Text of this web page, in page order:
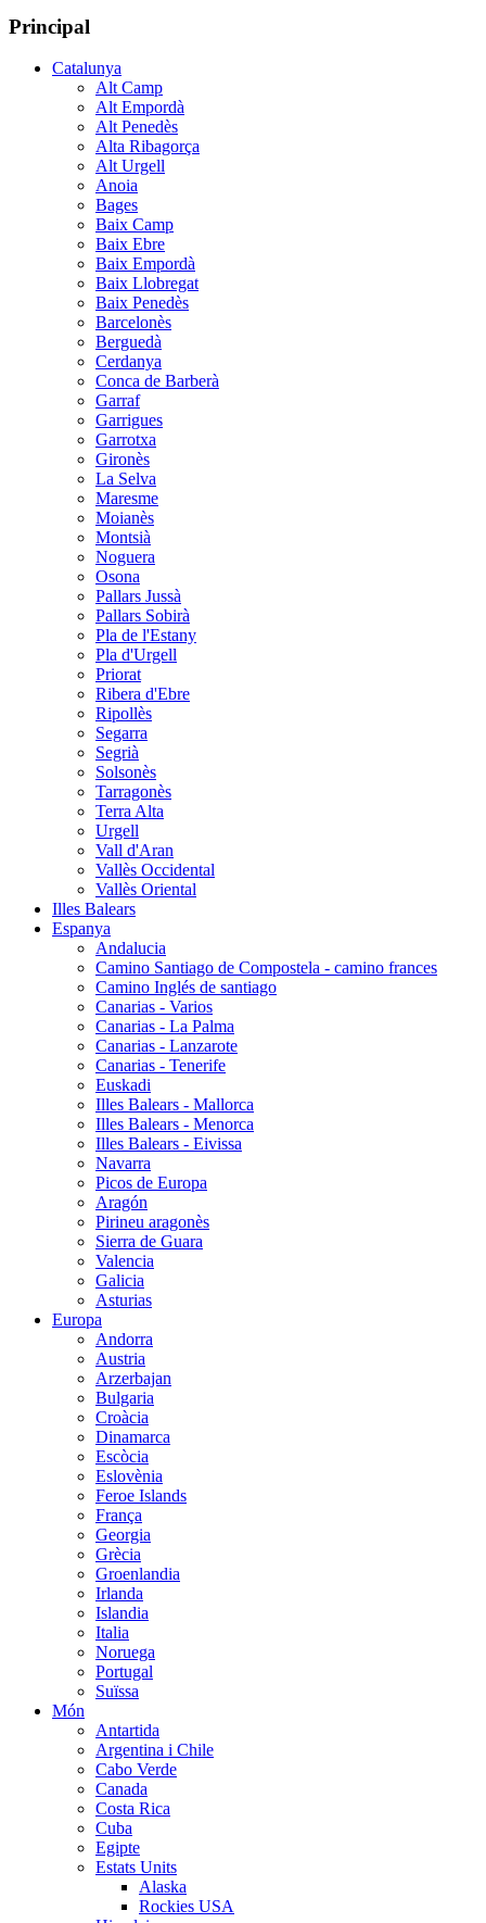
Principal
Catalunya
Alt Camp
Alt Empordà
Alt Penedès
Alta Ribagorça
Alt Urgell
Anoia
Bages
Baix Camp
Baix Ebre
Baix Empordà
Baix Llobregat
Baix Penedès
Barcelonès
Berguedà
Cerdanya
Conca de Barberà
Garraf
Garrigues
Garrotxa
Gironès
La Selva
Maresme
Moianès
Montsià
Noguera
Osona
Pallars Jussà
Pallars Sobirà
Pla de l'Estany
Pla d'Urgell
Priorat
Ribera d'Ebre
Ripollès
Segarra
Segrià
Solsonès
Tarragonès
Terra Alta
Urgell
Vall d'Aran
Vallès Occidental
Vallès Oriental
Illes Balears
Espanya
Andalucia
Camino Santiago de Compostela - camino frances
Camino Inglés de santiago
Canarias - Varios
Canarias - La Palma
Canarias - Lanzarote
Canarias - Tenerife
Euskadi
Illes Balears - Mallorca
Illes Balears - Menorca
Illes Balears - Eivissa
Navarra
Picos de Europa
Aragón
Pirineu aragonès
Sierra de Guara
Valencia
Galicia
Asturias
Europa
Andorra
Austria
Arzerbajan
Bulgaria
Croàcia
Dinamarca
Escòcia
Eslovènia
Feroe Islands
França
Georgia
Grècia
Groenlandia
Irlanda
Islandia
Italia
Noruega
Portugal
Suïssa
Món
Antartida
Argentina i Chile
Cabo Verde
Canada
Costa Rica
Cuba
Egipte
Estats Units
Alaska
Rockies USA